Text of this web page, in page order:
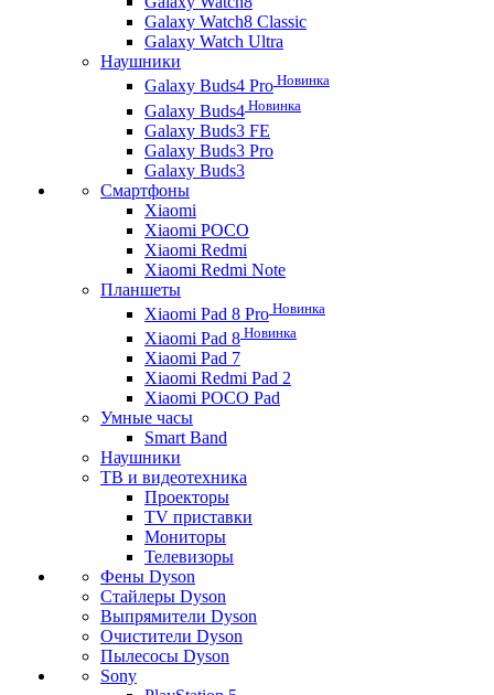
Galaxy Watch8 Classic
Galaxy Watch Ultra
Наушники
Galaxy Buds4 Pro Новинка
Galaxy Buds4 Новинка
Galaxy Buds3 FE
Galaxy Buds3 Pro
Galaxy Buds3
Смартфоны
Xiaomi
Xiaomi POCO
Xiaomi Redmi
Xiaomi Redmi Note
Планшеты
Xiaomi Pad 8 Pro Новинка
Xiaomi Pad 8 Новинка
Xiaomi Pad 7
Xiaomi Redmi Pad 2
Xiaomi POCO Pad
Умные часы
Smart Band
Наушники
ТВ и видеотехника
Проекторы
TV приставки
Мониторы
Телевизоры
Фены Dyson
Стайлеры Dyson
Выпрямители Dyson
Очистители Dyson
Пылесосы Dyson
Sony